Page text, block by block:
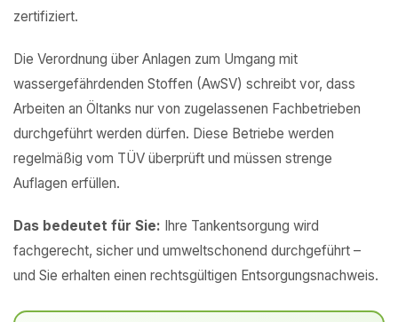
zertifiziert.
Die Verordnung über Anlagen zum Umgang mit
wassergefährdenden Stoffen (AwSV) schreibt vor, dass
Arbeiten an Öltanks nur von zugelassenen Fachbetrieben
durchgeführt werden dürfen. Diese Betriebe werden
regelmäßig vom TÜV überprüft und müssen strenge
Auflagen erfüllen.
Das bedeutet für Sie: Ihre Tankentsorgung wird
fachgerecht, sicher und umweltschonend durchgeführt –
und Sie erhalten einen rechtsgültigen Entsorgungsnachweis.